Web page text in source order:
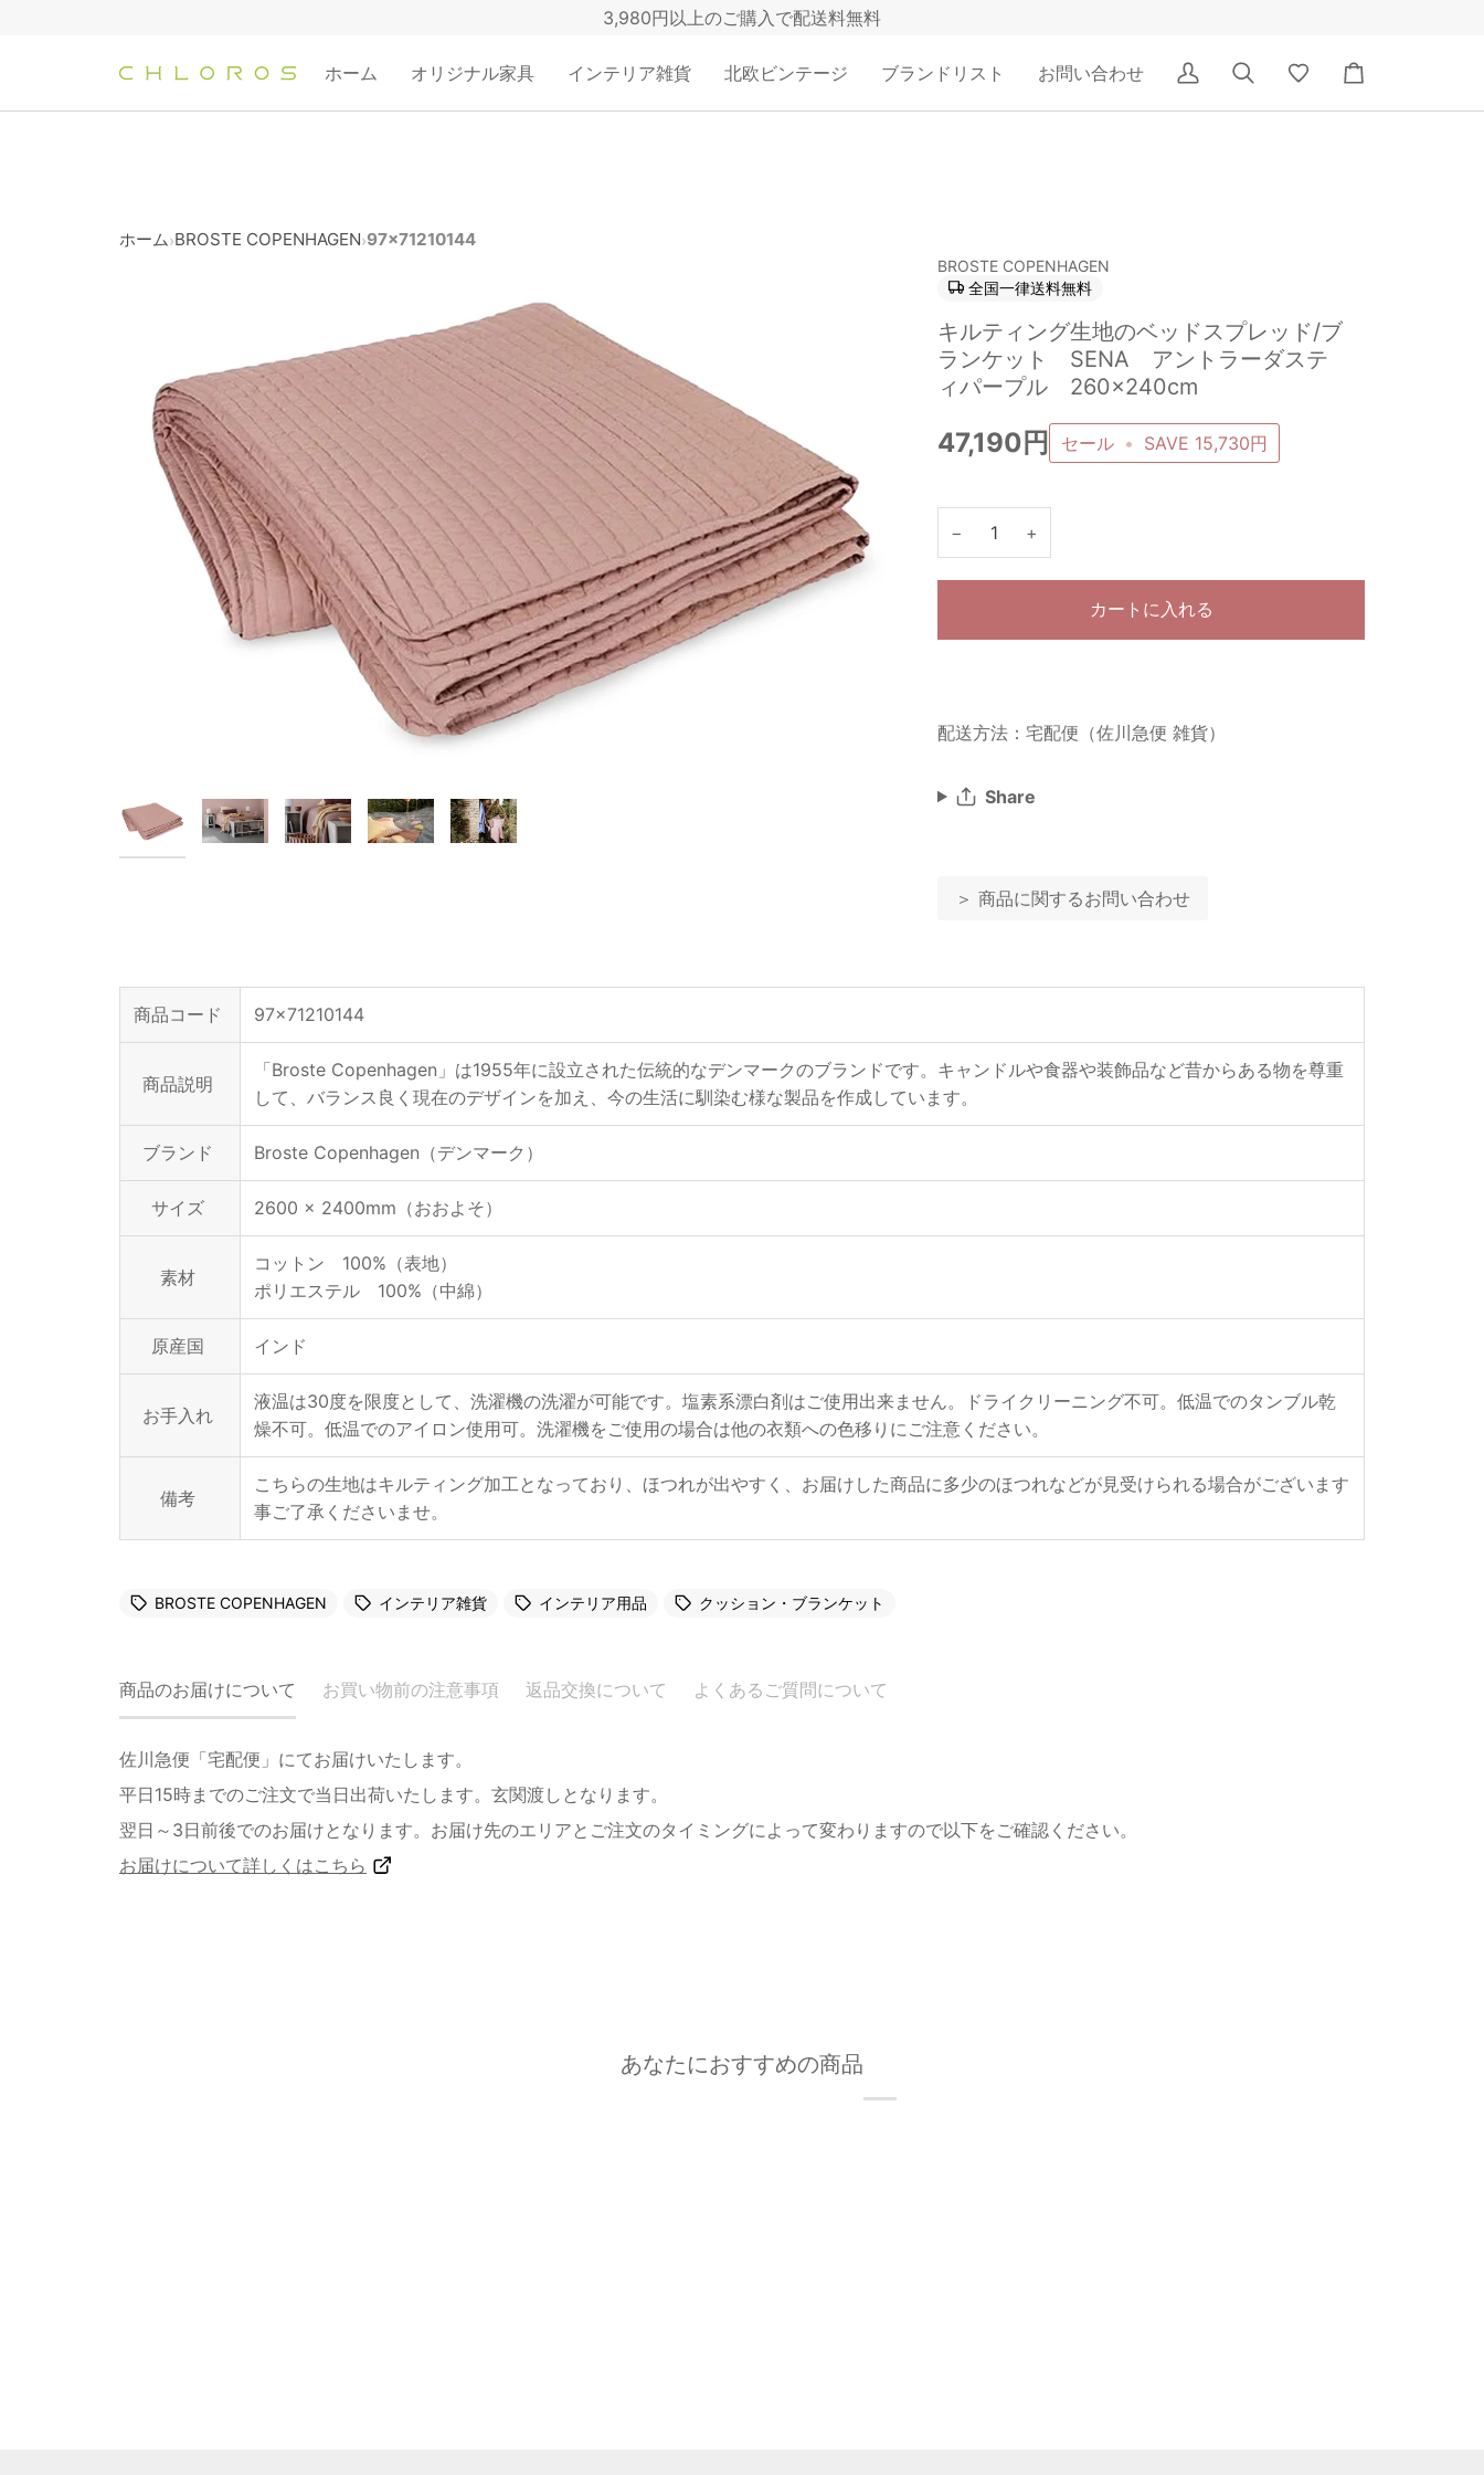
ツ
3,980円以上のご購入で配送料無料
ホーム オリジナル家具 インテリア雑貨 北欧ビンテージ ブランドリスト お問い合わせ
ア
カ
検
索
Wishlist
カ
ー
ホーム›BROSTE COPENHAGEN›97x71210144
BROSTE COPENHAGEN
全国一律送料無料
キルティング生地のベッドスプレッド/ブ
ランケット SENA アントラーダステ
ィパープル 260×240cm
47,190円 セール • SAVE 15,730円
− +
カートに入れる
配送方法：宅配便（佐川急便 雑貨）
Share
＞ 商品に関するお問い合わせ
商品コード 97x71210144
商品説明
「Broste Copenhagen」は1955年に設立された伝統的なデンマークのブランドです。キャンドルや食器や装飾品など昔からある物を尊重
して、バランス良く現在のデザインを加え、今の生活に馴染む様な製品を作成しています。
ブランド Broste Copenhagen（デンマーク）
サイズ 2600 × 2400mm（おおよそ）
素材
コットン 100%（表地）
ポリエステル 100%（中綿）
原産国 インド
お手入れ
液温は30度を限度として、洗濯機の洗濯が可能です。塩素系漂白剤はご使用出来ません。ドライクリーニング不可。低温でのタンブル乾
燥不可。低温でのアイロン使用可。洗濯機をご使用の場合は他の衣類への色移りにご注意ください。
備考
こちらの生地はキルティング加工となっており、ほつれが出やすく、お届けした商品に多少のほつれなどが見受けられる場合がございます
事ご了承くださいませ。
BROSTE COPENHAGEN インテリア雑貨 インテリア用品 クッション・ブランケット
商品のお届けについて お買い物前の注意事項 返品交換について よくあるご質問について
佐川急便「宅配便」にてお届けいたします。
平日15時までのご注文で当日出荷いたします。玄関渡しとなります。
翌日～3日前後でのお届けとなります。お届け先のエリアとご注文のタイミングによって変わりますので以下をご確認ください。
お届けについて詳しくはこちら
あなたにおすすめの商品